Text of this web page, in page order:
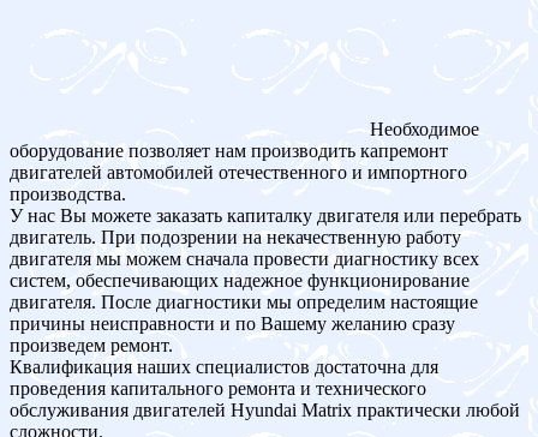
Необходимое
оборудование позволяет нам производить капремонт
двигателей автомобилей отечественного и импортного
производства.
У нас Вы можете заказать капиталку двигателя или перебрать
двигатель. При подозрении на некачественную работу
двигателя мы можем сначала провести диагностику всех
систем, обеспечивающих надежное функционирование
двигателя. После диагностики мы определим настоящие
причины неисправности и по Вашему желанию сразу
произведем ремонт.
Квалификация наших специалистов достаточна для
проведения капитального ремонта и технического
обслуживания двигателей Hyundai Matrix практически любой
сложности.